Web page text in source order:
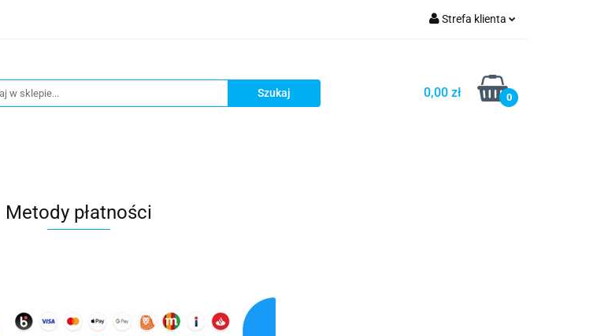
Strefa klienta
Zarejestruj się
Dodaj zgłoszenie
0,00 zł 0
BLOG WYPRZEDAŻ
Metody płatności